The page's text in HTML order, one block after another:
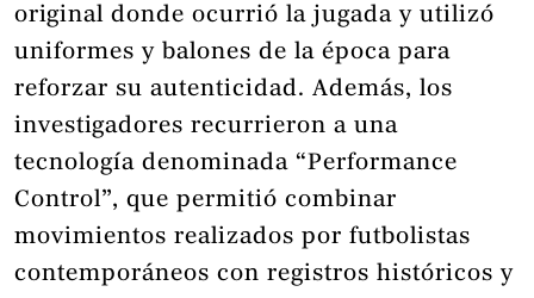
original donde ocurrió la jugada y utilizó
uniformes y balones de la época para
reforzar su autenticidad. Además, los
investigadores recurrieron a una
tecnología denominada “Performance
Control”, que permitió combinar
movimientos realizados por futbolistas
contemporáneos con registros históricos y